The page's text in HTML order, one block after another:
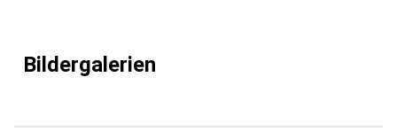
Bildergalerien